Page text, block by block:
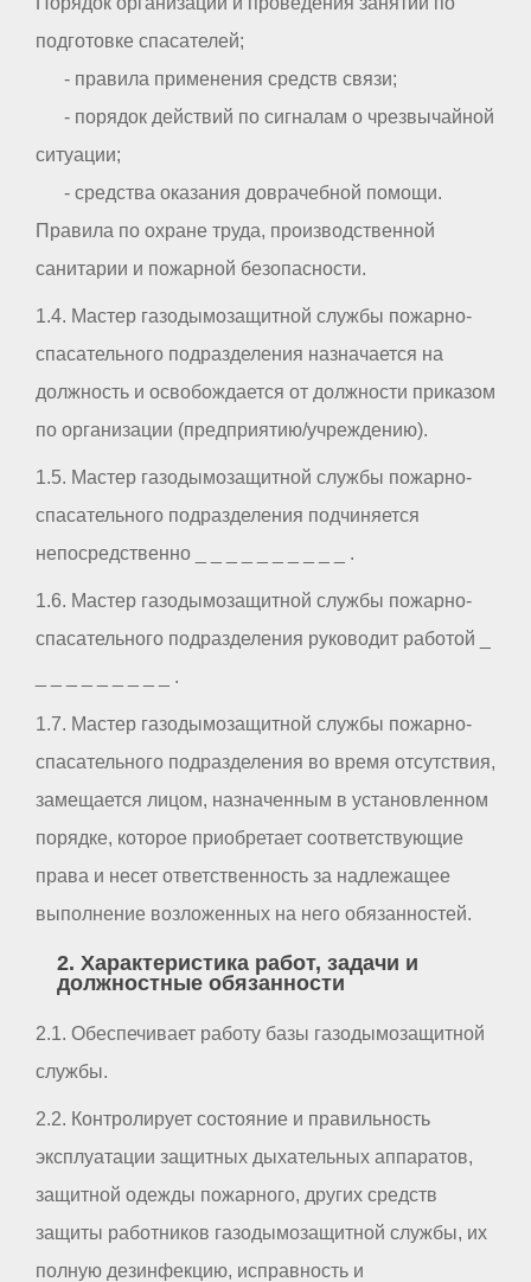
подготовке спасателей;
- правила применения средств связи;
- порядок действий по сигналам о чрезвычайной
ситуации;
- средства оказания доврачебной помощи.
Правила по охране труда, производственной
санитарии и пожарной безопасности.
1.4. Мастер газодымозащитной службы пожарно-
спасательного подразделения назначается на
должность и освобождается от должности приказом
по организации (предприятию/учреждению).
1.5. Мастер газодымозащитной службы пожарно-
спасательного подразделения подчиняется
непосредственно _ _ _ _ _ _ _ _ _ _ .
1.6. Мастер газодымозащитной службы пожарно-
спасательного подразделения руководит работой _
_ _ _ _ _ _ _ _ _ .
1.7. Мастер газодымозащитной службы пожарно-
спасательного подразделения во время отсутствия,
замещается лицом, назначенным в установленном
порядке, которое приобретает соответствующие
права и несет ответственность за надлежащее
выполнение возложенных на него обязанностей.
2. Характеристика работ, задачи и
должностные обязанности
2.1. Обеспечивает работу базы газодымозащитной
службы.
2.2. Контролирует состояние и правильность
эксплуатации защитных дыхательных аппаратов,
защитной одежды пожарного, других средств
защиты работников газодымозащитной службы, их
полную дезинфекцию, исправность и